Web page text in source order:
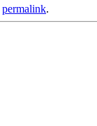
permalink.